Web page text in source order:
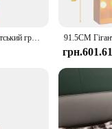
Костюм Смішний гігантський гребінець Вишуканий і компактний великий гребінець на Хелловін для жінок, чоловіків, подарунки на Хелловін
грн.601.61